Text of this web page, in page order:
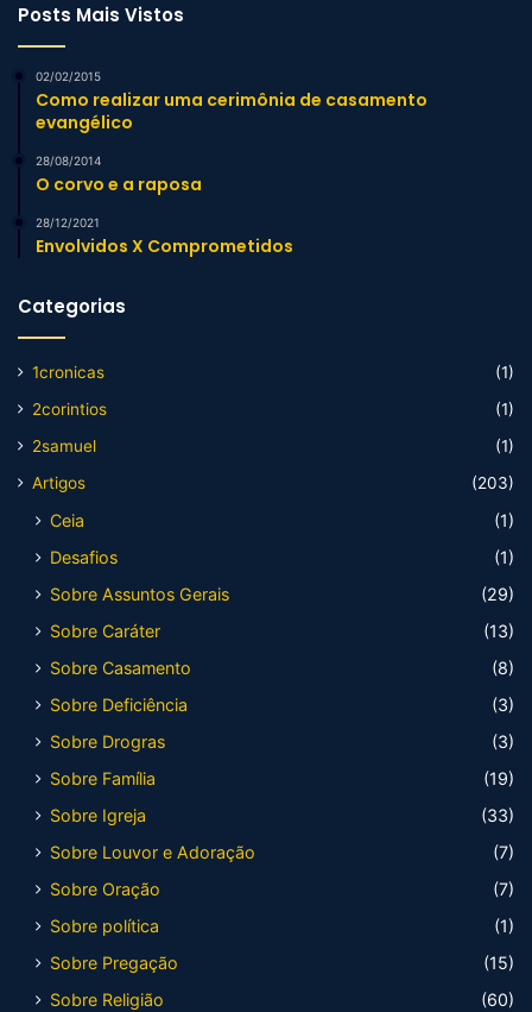
Posts Mais Vistos
02/02/2015
Como realizar uma cerimônia de casamento
evangélico
28/08/2014
O corvo e a raposa
28/12/2021
Envolvidos X Comprometidos
Categorias
1cronicas
(1)
2corintios
(1)
2samuel
(1)
Artigos
(203)
Ceia
(1)
Desafios
(1)
Sobre Assuntos Gerais
(29)
Sobre Caráter
(13)
Sobre Casamento
(8)
Sobre Deficiência
(3)
Sobre Drogras
(3)
Sobre Família
(19)
Sobre Igreja
(33)
Sobre Louvor e Adoração
(7)
Sobre Oração
(7)
Sobre política
(1)
Sobre Pregação
(15)
Sobre Religião
(60)